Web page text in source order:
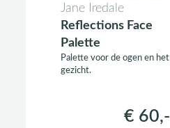
Jane Iredale
Reflections Face
Palette
Palette voor de ogen en het
gezicht.
€ 60,-